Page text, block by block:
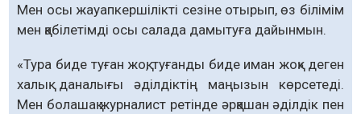
Мен осы жауап­кершілікті сезіне отырып, өз білімім
мен қабілетімді осы салада дамытуға дайынмын.
«Тура биде туған жоқ, туғанды биде иман жоқ» деген
халық даналығы әділдіктің маңызын көрсетеді.
Мен болашақ журналист ретінде әрқашан әділдік пен